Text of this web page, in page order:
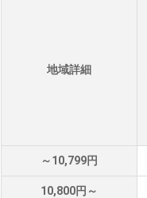
地域詳細
～10,799円
10,800円～